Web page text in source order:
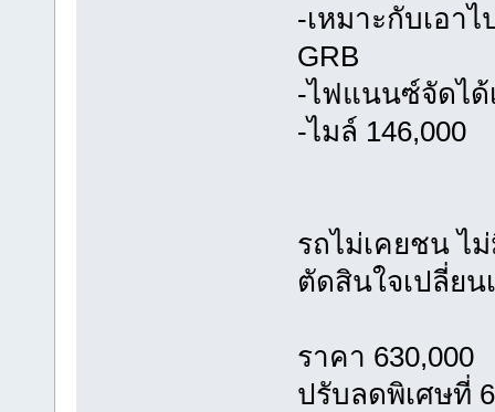
-เหมาะกับเอา
GRB
-ไฟแนนซ์จัดไ
-ไมล์ 146,000
รถไม่เคยชน ไ
ตัดสินใจเปลี่ยน
ราคา 630,000
ปรับลดพิเศษที่